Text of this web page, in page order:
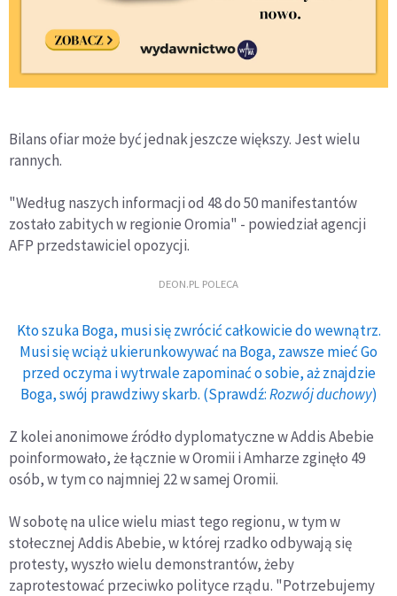
Bilans ofiar może być jednak jeszcze większy. Jest wielu
rannych.
"Według naszych informacji od 48 do 50 manifestantów
zostało zabitych w regionie Oromia" - powiedział agencji
AFP przedstawiciel opozycji.
DEON.PL POLECA
Kto szuka Boga, musi się zwrócić całkowicie do wewnątrz.
Musi się wciąż ukierunkowywać na Boga, zawsze mieć Go
przed oczyma i wytrwale zapominać o sobie, aż znajdzie
Boga, swój prawdziwy skarb. (Sprawdź:Rozwój duchowy)
Z kolei anonimowe źródło dyplomatyczne w Addis Abebie
poinformowało, że łącznie w Oromii i Amharze zginęło 49
osób, w tym co najmniej 22 w samej Oromii.
W sobotę na ulice wielu miast tego regionu, w tym w
stołecznej Addis Abebie, w której rzadko odbywają się
protesty, wyszło wielu demonstrantów, żeby
zaprotestować przeciwko polityce rządu. "Potrzebujemy